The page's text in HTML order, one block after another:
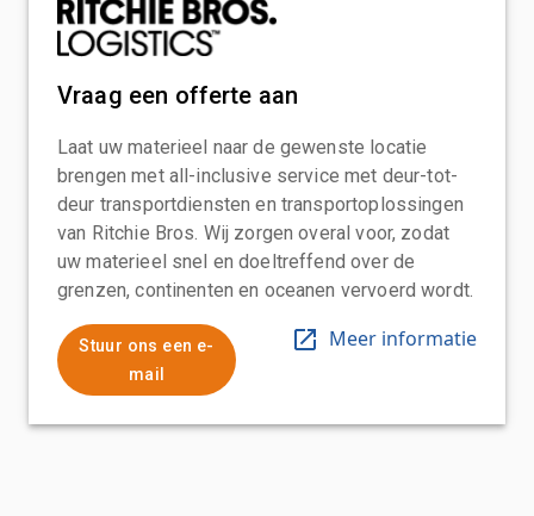
Vraag een offerte aan
Laat uw materieel naar de gewenste locatie
brengen met all-inclusive service met deur-tot-
deur transportdiensten en transportoplossingen
van Ritchie Bros. Wij zorgen overal voor, zodat
uw materieel snel en doeltreffend over de
grenzen, continenten en oceanen vervoerd wordt.
Stuur ons een e-
mail
Meer informatie